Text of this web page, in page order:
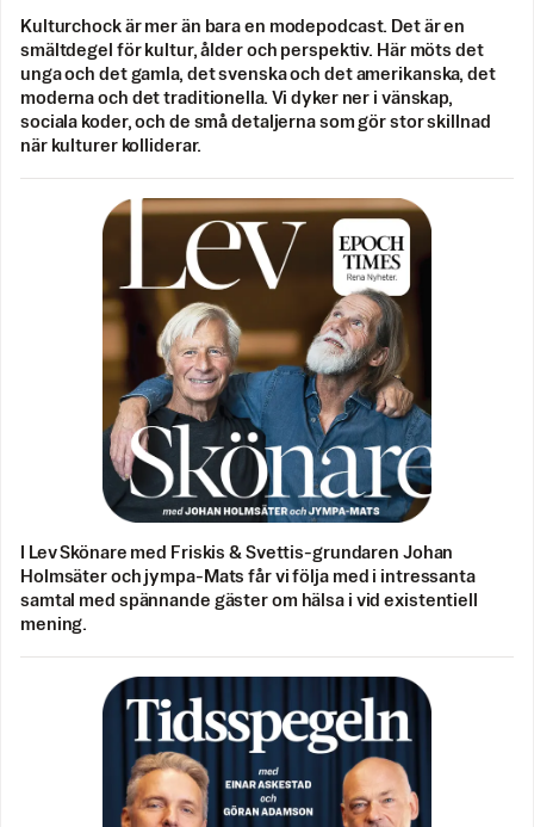
Kulturchock är mer än bara en modepodcast. Det är en
smältdegel för kultur, ålder och perspektiv. Här möts det
unga och det gamla, det svenska och det amerikanska, det
moderna och det traditionella. Vi dyker ner i vänskap,
sociala koder, och de små detaljerna som gör stor skillnad
när kulturer kolliderar.
I Lev Skönare med Friskis & Svettis-grundaren Johan
Holmsäter och jympa-Mats får vi följa med i intressanta
samtal med spännande gäster om hälsa i vid existentiell
mening.